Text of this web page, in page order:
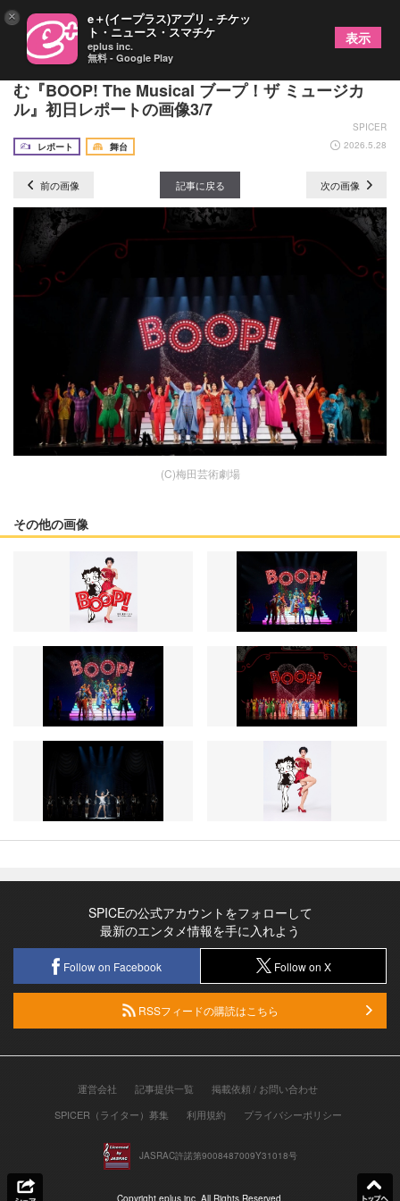
礼真琴がジェリー・ミッチェル演出・振付作品に挑
む『BOOP! The Musical ブープ！ザ ミュージカ
ル』初日レポートの画像3/7
SPICER
レポート
舞台 2026.5.28
前の画像 記事に戻る 次の画像
(C)梅田芸術劇場
その他の画像
SPICEの公式アカウントをフォローして
最新のエンタメ情報を手に入れよう
Follow on Facebook Follow on X
RSSフィードの購読はこちら
運営会社 記事提供一覧
掲載依頼 / お問い合わせ
SPICER（ライター）募集
利用規約 プライバシーポリシー
JASRAC許諾第9008487009Y31018号
× e＋(イープラス)アプリ - チケッ
ト・ニュース・スマチケ
eplus inc.
無料 - Google Play
表示